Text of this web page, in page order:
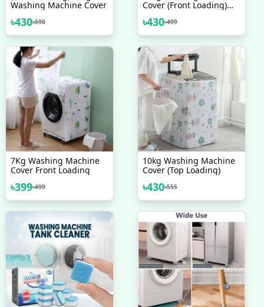
Washing Machine Cover
৳430৳590
Cover (Front Loading)
৳430৳499
7Kg Washing Machine
Cover Front Loading
৳399৳499
10kg Washing Machine
Cover (Top Loading)
৳430৳555